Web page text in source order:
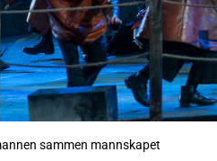
sammen mannskapet